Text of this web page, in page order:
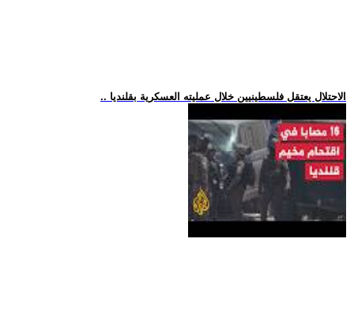
.. الاحتلال يعتقل فلسطينيين خلال عمليته العسكرية بقلنديا